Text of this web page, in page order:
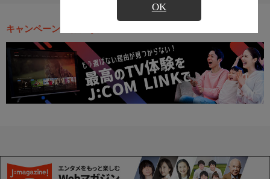
OK
キャンペーン・お得な情報